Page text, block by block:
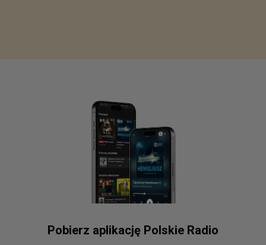
Pobierz aplikację Polskie Radio